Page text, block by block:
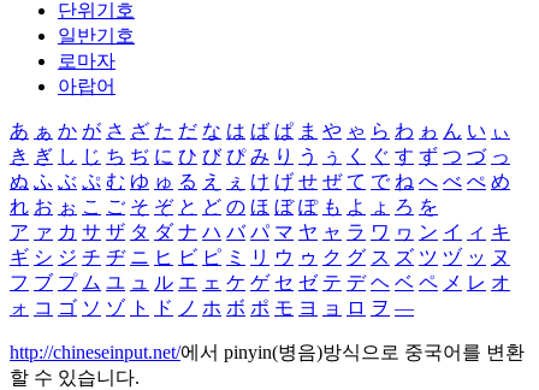
단위기호
일반기호
로마자
아랍어
あ ぁ か が さ ざ た だ な は ば ぱ ま や ゃ ら わ ゎ ん い ぃ
き ぎ し じ ち ぢ に ひ び ぴ み り う ぅ く ぐ す ず つ づ っ
ぬ ふ ぶ ぷ む ゆ ゅ る え ぇ け げ せ ぜ て で ね へ べ ぺ め
れ お ぉ こ ご そ ぞ と ど の ほ ぼ ぽ も よ ょ ろ を
ア ァ カ サ ザ タ ダ ナ ハ バ パ マ ヤ ャ ラ ワ ヮ ン イ ィ キ
ギ シ ジ チ ヂ ニ ヒ ビ ピ ミ リ ウ ゥ ク グ ス ズ ツ ヅ ッ ヌ
フ ブ プ ム ユ ュ ル エ ェ ケ ゲ セ ゼ テ デ ヘ ベ ペ メ レ オ
ォ コ ゴ ソ ゾ ト ド ノ ホ ボ ポ モ ヨ ョ ロ ヲ ―
http://chineseinput.net/에서 pinyin(병음)방식으로 중국어를 변환
할 수 있습니다.